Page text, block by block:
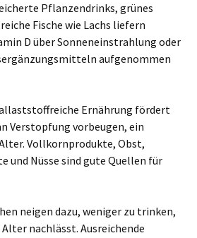
Pflanzendrinks, grünes
Fische wie Lachs liefern
D über Sonneneinstrahlung oder
aufgenommen
Ernährung fördert
Verstopfung vorbeugen, ein
Vollkornprodukte, Obst,
und Nüsse sind gute Quellen für
neigen dazu, weniger zu trinken,
nachlässt. Ausreichende